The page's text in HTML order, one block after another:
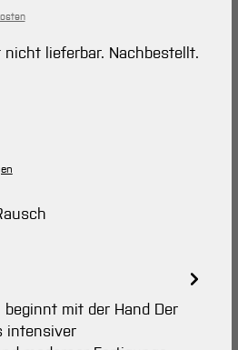
lieferbar. Nachbestellt.
nicht verfügbar.)
ist zurzeit nicht verfügbar.)
beginnt mit der Hand Der
intensiver